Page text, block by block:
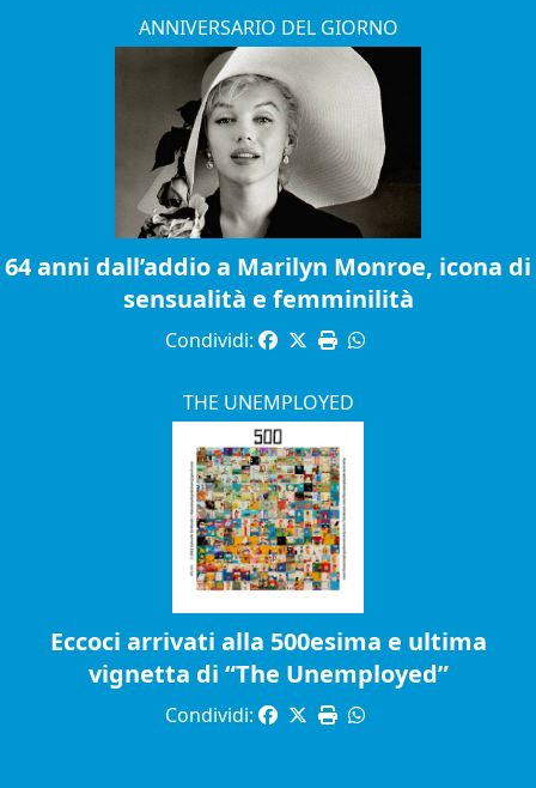
ANNIVERSARIO DEL GIORNO
64 anni dall’addio a Marilyn Monroe, icona di
sensualità e femminilità
Condividi:
THE UNEMPLOYED
Eccoci arrivati alla 500esima e ultima
vignetta di “The Unemployed”
Condividi: